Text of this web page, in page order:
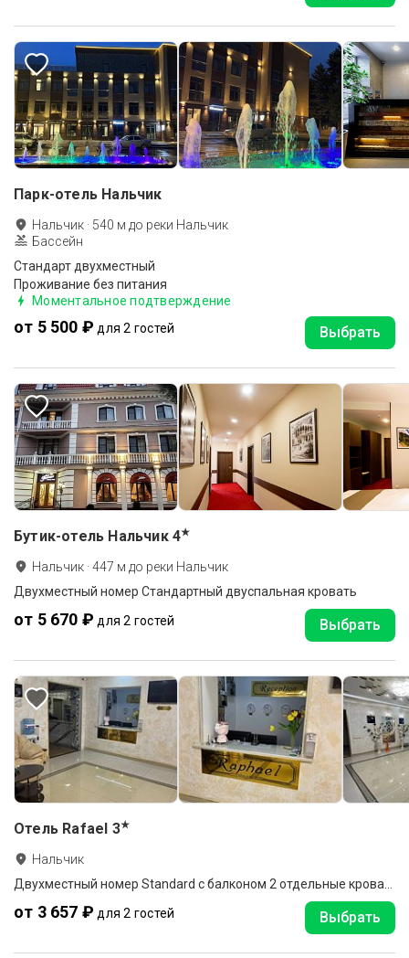
Парк-отель Нальчик
Нальчик · 540 м до реки Нальчик
Бассейн
Стандарт двухместный
Проживание без питания
Моментальное подтверждение
от 5 500 ₽ для 2 гостей Выбрать
Бутик-отель Нальчик 4★
Нальчик ·447 м до реки Нальчик
Двухместный номер Стандартный двуспальная кровать
от 5 670 ₽ для 2 гостей Выбрать
Отель Rafael 3★
Нальчик
от 3 657 ₽ для 2 гостей Выбрать